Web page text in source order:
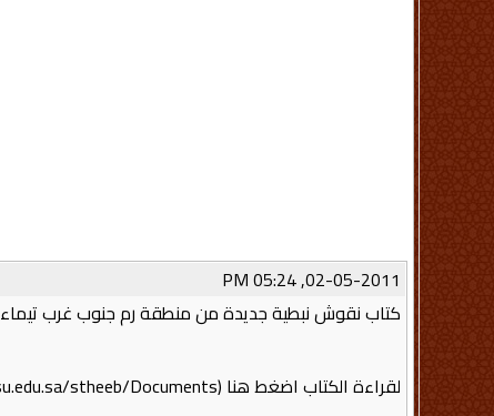
02-05-2011, 05:24 PM
كتاب نقوش نبطية جديدة من منطقة رم جنوب غرب تيماء
لقراءة الكتاب اضغط هنا (http://faculty.ksu.edu.sa/stheeb/Documents/نقوش%20نبطية%20جديدة%20من%20منطقة%20رم%20جنوب%20غر ب%20تيماء.pdf)